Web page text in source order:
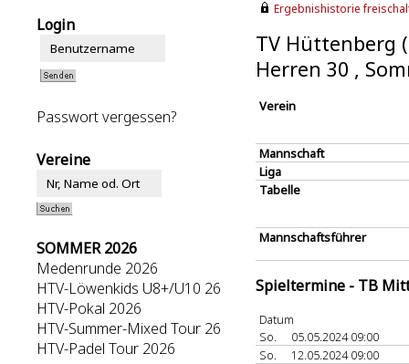
Login
Passwort vergessen?
Vereine
SOMMER 2026
Medenrunde 2026
HTV-Löwenkids U8+/U10 26
HTV-Pokal 2026
HTV-Summer-Mixed Tour 26
HTV-Padel Tour 2026
Ergebnishistorie
TV Hüttenberg
Herren 30 ,
Verein
Mannschaft
Liga
Tabelle
Mannschaftsführer
Spieltermine - TB
Datum
So.
05.05.2024 09:00
So.
12.05.2024 09:00